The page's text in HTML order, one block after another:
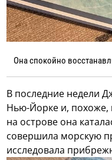
Она спокойно
В последние недели
Нью-Йорке и, похоже,
на острове она
совершила морскую
исследовала